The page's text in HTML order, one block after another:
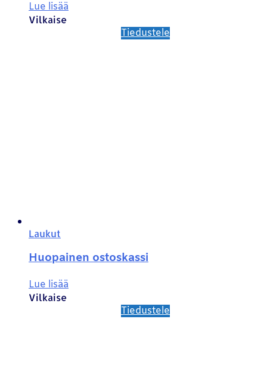
Lue lisää
Vilkaise
Tiedustele
Laukut
Huopainen ostoskassi
Lue lisää
Vilkaise
Tiedustele